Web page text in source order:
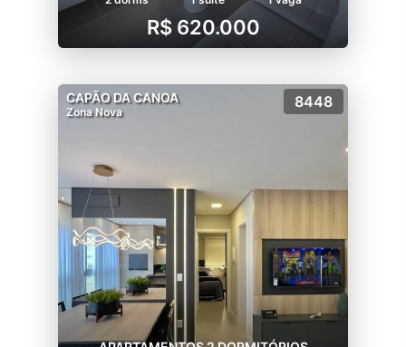
R$ 620.000
CAPÃO DA CANOA
Zona Nova
8448